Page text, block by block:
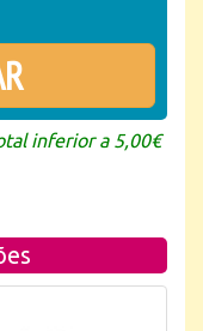
inferior a 5,00€